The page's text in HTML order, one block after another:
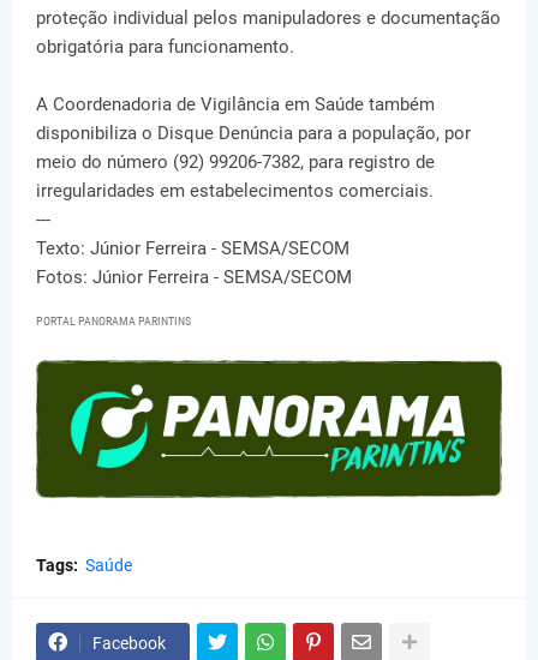
proteção individual pelos manipuladores e documentação
obrigatória para funcionamento.
A Coordenadoria de Vigilância em Saúde também
disponibiliza o Disque Denúncia para a população, por
meio do número (92) 99206-7382, para registro de
irregularidades em estabelecimentos comerciais.
---
Texto: Júnior Ferreira - SEMSA/SECOM
Fotos: Júnior Ferreira - SEMSA/SECOM
PORTAL PANORAMA PARINTINS
Tags: Saúde
Facebook